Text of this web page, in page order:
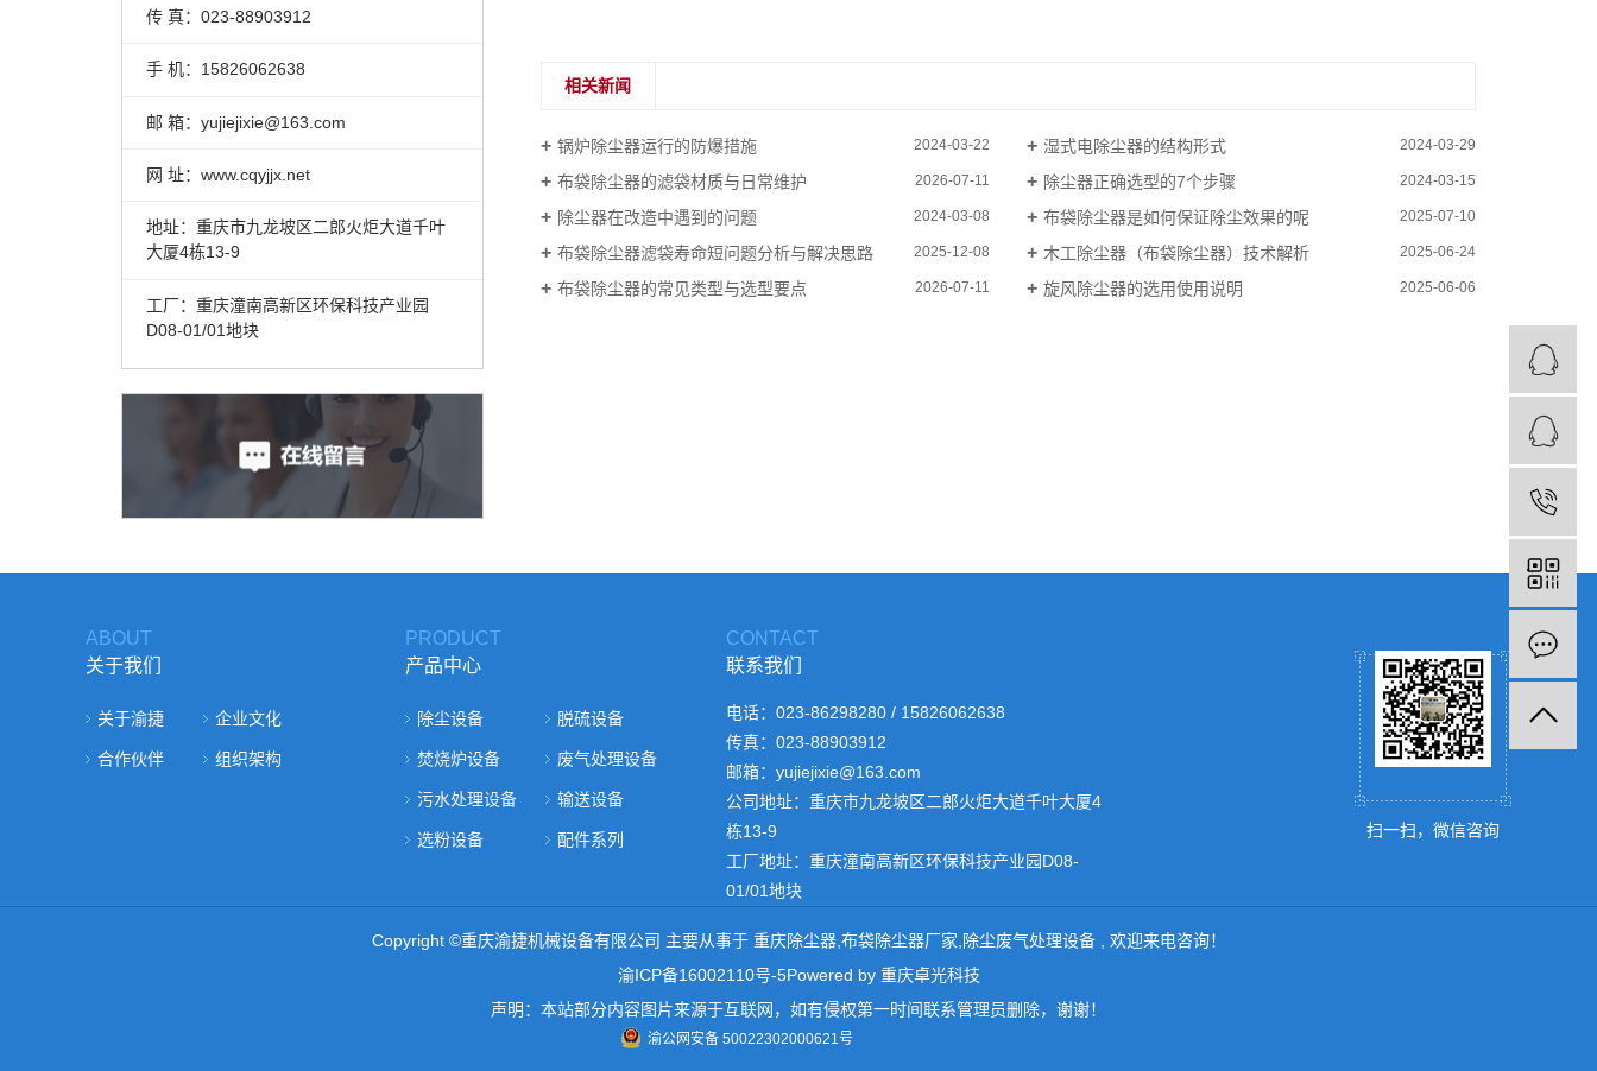
传 真：023-88903912
手 机：15826062638
邮 箱：yujiejixie@163.com
网 址：www.cqyjjx.net
地址：重庆市九龙坡区二郎火炬大道千叶
大厦4栋13-9
工厂：重庆潼南高新区环保科技产业园
D08-01/01地块
相关新闻
锅炉除尘器运行的防爆措施 2024-03-22 湿式电除尘器的结构形式 2024-03-29
布袋除尘器的滤袋材质与日常维护 2026-07-11 除尘器正确选型的7个步骤 2024-03-15
除尘器在改造中遇到的问题 2024-03-08 布袋除尘器是如何保证除尘效果的呢 2025-07-10
布袋除尘器滤袋寿命短问题分析与解决思路 2025-12-08 木工除尘器（布袋除尘器）技术解析 2025-06-24
布袋除尘器的常见类型与选型要点 2026-07-11 旋风除尘器的选用使用说明 2025-06-06
ABOUT
关于我们
关于渝捷 企业文化
合作伙伴 组织架构
PRODUCT
产品中心
除尘设备 脱硫设备
焚烧炉设备 废气处理设备
污水处理设备 输送设备
选粉设备 配件系列
CONTACT
联系我们
电话：023-86298280 / 15826062638
传真：023-88903912
邮箱：yujiejixie@163.com
公司地址：重庆市九龙坡区二郎火炬大道千叶大厦4
栋13-9
工厂地址：重庆潼南高新区环保科技产业园D08-
01/01地块
扫一扫，微信咨询
Copyright ©重庆渝捷机械设备有限公司 主要从事于 重庆除尘器, 布袋除尘器厂家 除尘废气处理设备, 欢迎来电咨询！
渝ICP备16002110号-5Powered by 重庆卓光科技
声明：本站部分内容图片来源于互联网，如有侵权第一时间联系管理员删除，谢谢！
渝公网安备 50022302000621号